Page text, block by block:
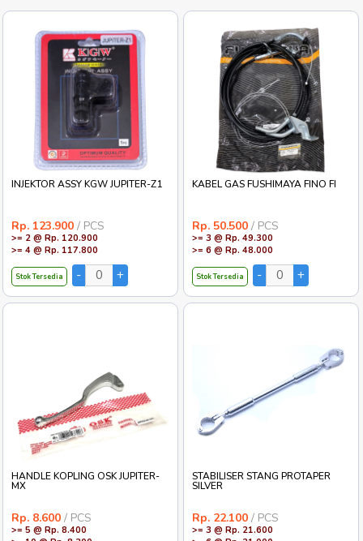
INJEKTOR ASSY KGW JUPITER-Z1
Rp. 123.900 / PCS
>= 2 @ Rp. 120.900
>= 4 @ Rp. 117.800
Stok Tersedia
KABEL GAS FUSHIMAYA FINO FI
Rp. 50.500 / PCS
>= 3 @ Rp. 49.300
>= 6 @ Rp. 48.000
Stok Tersedia
HANDLE KOPLING OSK JUPITER-
MX
Rp. 8.600 / PCS
>= 5 @ Rp. 8.400
STABILISER STANG PROTAPER
SILVER
Rp. 22.100 / PCS
>= 3 @ Rp. 21.600